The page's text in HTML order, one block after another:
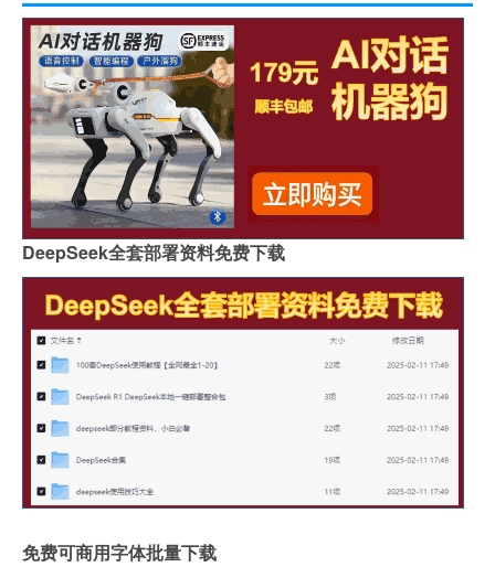
DeepSeek全套部署资料免费下载
免费可商用字体批量下载